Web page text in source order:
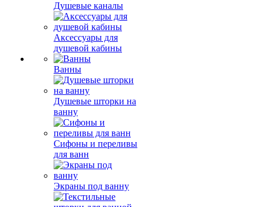
Душевые каналы
Аксессуары для
душевой кабины
Ванны
Душевые шторки на
ванну
Сифоны и переливы
для ванн
Экраны под ванну